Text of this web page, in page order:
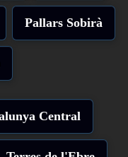
Pallars Sobirà
Central